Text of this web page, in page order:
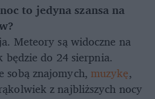
to jedyna szansa na
Meteory są widoczne na
do 24 sierpnia.
sobą znajomych, muzykę,
z najbliższych nocy